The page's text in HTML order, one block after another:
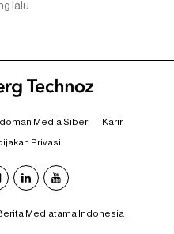
lalu
Media Siber Karir
Privasi
Mediatama Indonesia